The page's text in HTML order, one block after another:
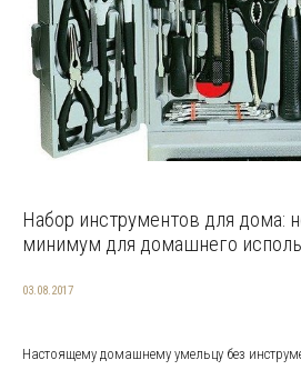
Набор инструментов для дома:
минимум для домашнего
03.08.2017
Настоящему домашнему умельцу без